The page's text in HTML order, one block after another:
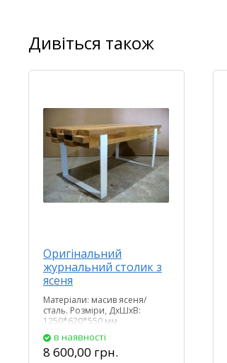
Дивіться також
Оригінальний
журнальний столик з
ясеня
Матеріали: масив ясеня/
сталь. Розміри, ДхШхВ:
1250*620*550 мм
в наявності
8 600,00 грн.